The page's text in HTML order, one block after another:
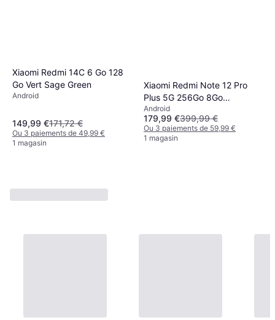
Xiaomi Redmi 14C 6 Go 128
Go Vert Sage Green
Android
149,99 €171,72 €
Ou 3 paiements de 49,99 €
1 magasin
Xiaomi Redmi Note 12 Pro
Plus 5G 256Go 8Go
Smartphone MediaTek
Dimensity 1080 MOLED
FHD+ 6.67" Caméra 200MP
Android
179,99 €399,99 €
Ou 3 paiements de 59,99 €
1 magasin